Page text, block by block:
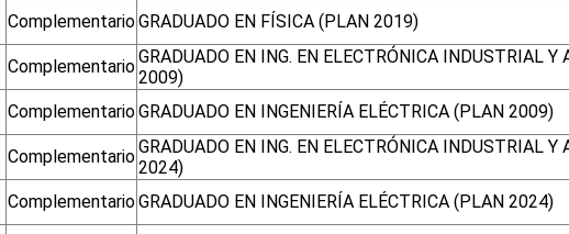
ComplementarioGRADUADO EN FÍSICA (PLAN 2019)
ComplementarioGRADUADO EN ING. EN ELECTRÓNICA INDUSTRIAL
2009)
ComplementarioGRADUADO EN INGENIERÍA ELÉCTRICA (PLAN 2009)
ComplementarioGRADUADO EN ING. EN ELECTRÓNICA INDUSTRIAL
2024)
ComplementarioGRADUADO EN INGENIERÍA ELÉCTRICA (PLAN 2024)